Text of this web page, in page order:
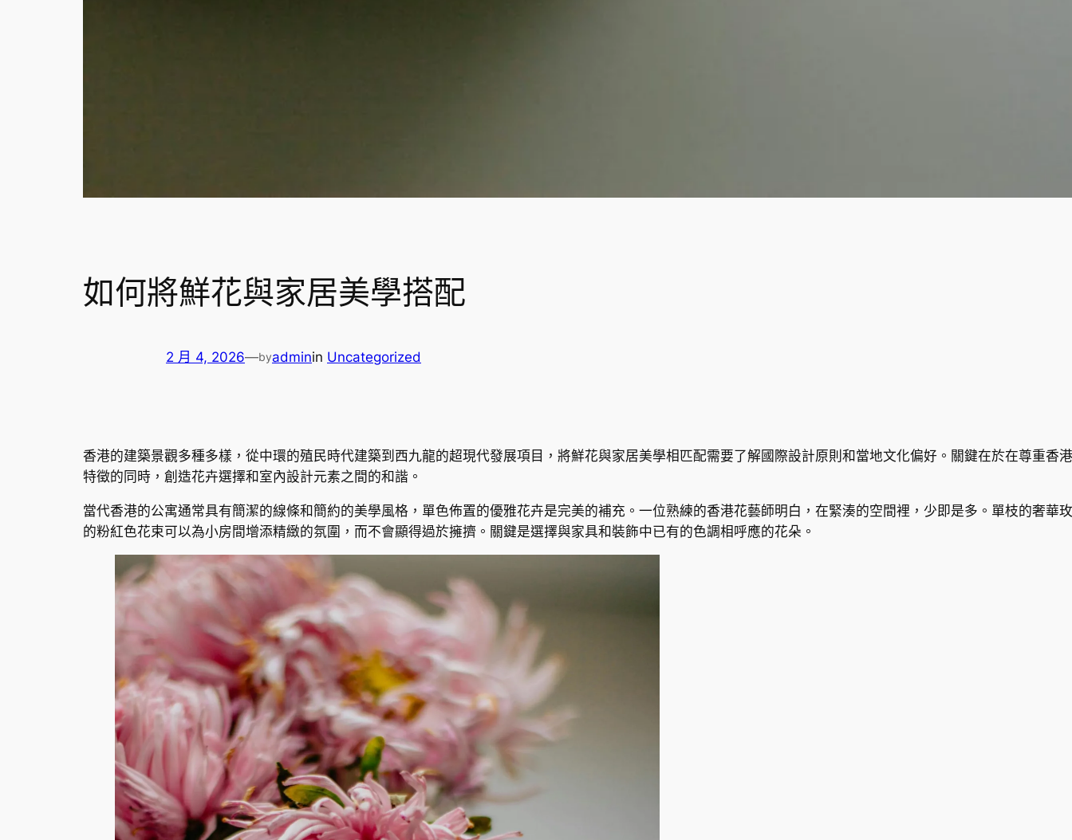
如何將鮮花與家居美學搭配
2 月 4, 2026—byadminin Uncategorized
香港的建築景觀多種多樣，從中環的殖民時代建築到西九龍的超現代發展項目，將鮮花與家居美學相匹配需要了解國際設計原則和當地文化偏好。關鍵在於在尊重香
特徵的同時，創造花卉選擇和室內設計元素之間的和諧。
當代香港的公寓通常具有簡潔的線條和簡約的美學風格，單色佈置的優雅花卉是完美的補充。一位熟練的香港花藝師明白，在緊湊的空間裡，少即是多。單枝的奢華
的粉紅色花束可以為小房間增添精緻的氛圍，而不會顯得過於擁擠。關鍵是選擇與家具和裝飾中已有的色調相呼應的花朵。